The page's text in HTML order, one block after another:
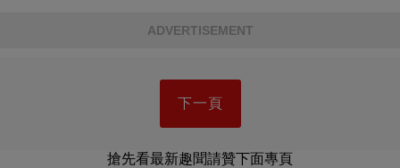
ADVERTISEMENT
下一頁
搶先看最新趣聞請贊下面專頁